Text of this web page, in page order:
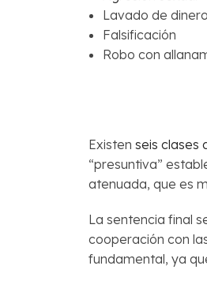
Lavado de
Falsificación
Robo con
Existen seis clases
“presuntiva”
atenuada, que es
La sentencia final
cooperación con
fundamental, ya